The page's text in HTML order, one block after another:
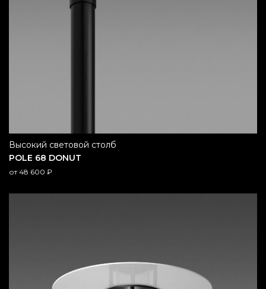
POLE 68 DONUT
высокий световой столб
от48 600 ₽